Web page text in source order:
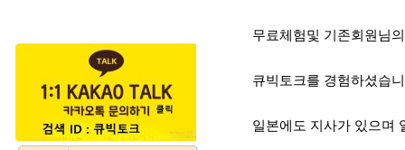
무료체험및 기존회원님
큐빅토크를 경험하셨습
일본에도 지사가 있으며